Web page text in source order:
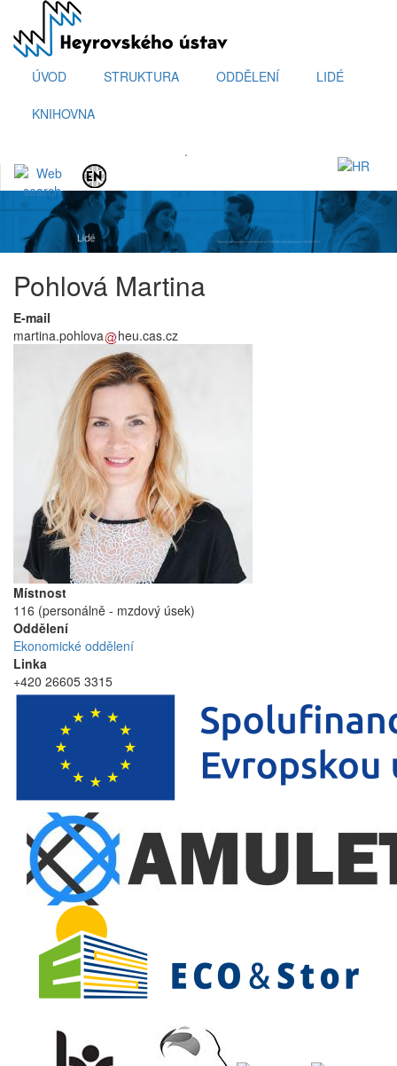
hlavnímu
obsahu
ÚVOD
STRUKTURA ODDĚLENÍ LIDÉ
KNIHOVNA
.
Pohlová Martina
E-mail
martina.pohlova
heu.cas.cz
Místnost
116 (personálně - mzdový úsek)
Oddělení
Ekonomické oddělení
Linka
+420 26605 3315